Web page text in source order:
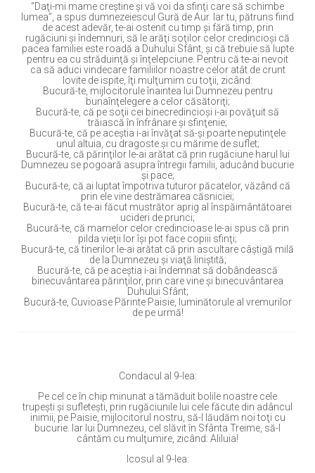
“Daţi-mi mame creştine şi vă voi da sfinţi care să schimbe
lumea”, a spus dumnezeiescul Gură de Aur. Iar tu, pătruns fiind
de acest adevăr, te-ai ostenit cu timp şi fără timp, prin
rugăciuni şi îndemnuri, să le arăţi soţilor celor credincioşi că
pacea familiei este roadă a Duhului Sfânt, şi că trebuie să lupte
pentru ea cu străduinţă şi înţelepciune. Pentru că te-ai nevoit
ca să aduci vindecare familiilor noastre celor atât de crunt
lovite de ispite, îţi mulţumim cu toţii, zicând:
Bucură-te, mijlocitorule înaintea lui Dumnezeu pentru
bunaînţelegere a celor căsătoriţi;
Bucură-te, că pe soţii cei binecredincioşi i-ai povăţuit să
trăiască în înfrânare şi sfinţenie;
Bucură-te, că pe aceştia i-ai învăţat să-şi poarte neputinţele
unul altuia, cu dragoste şi cu mărime de suflet;
Bucură-te, că părinţilor le-ai arătat că prin rugăciune harul lui
Dumnezeu se pogoară asupra întregii familii, aducând bucurie
şi pace;
Bucură-te, că ai luptat împotriva tuturor păcatelor, văzând că
prin ele vine destrămarea căsniciei;
Bucură-te, că te-ai făcut mustrător aprig al înspăimântătoarei
ucideri de prunci;
Bucură-te, că mamelor celor credincioase le-ai spus că prin
pilda vieţii lor îşi pot face copiii sfinţi;
Bucură-te, că tinerilor le-ai arătat că prin ascultare câştigă milă
de la Dumnezeu şi viaţă liniştită;
Bucură-te, că pe aceştia i-ai îndemnat să dobândească
binecuvântarea părinţilor, prin care vine şi binecuvântarea
Duhului Sfânt;
Bucură-te, Cuvioase Părinte Paisie, luminătorule al vremurilor
de pe urmă!
Condacul al 9-lea:
Pe cel ce în chip minunat a tămăduit bolile noastre cele
trupeşti şi sufleteşti, prin rugăciunile lui cele făcute din adâncul
inimii, pe Paisie, mijlocitorul nostru, să-l lăudăm noi toţi cu
bucurie. Iar lui Dumnezeu, cel slăvit în Sfânta Treime, să-I
cântăm cu mulţumire, zicând: Aliluia!
Icosul al 9-lea: